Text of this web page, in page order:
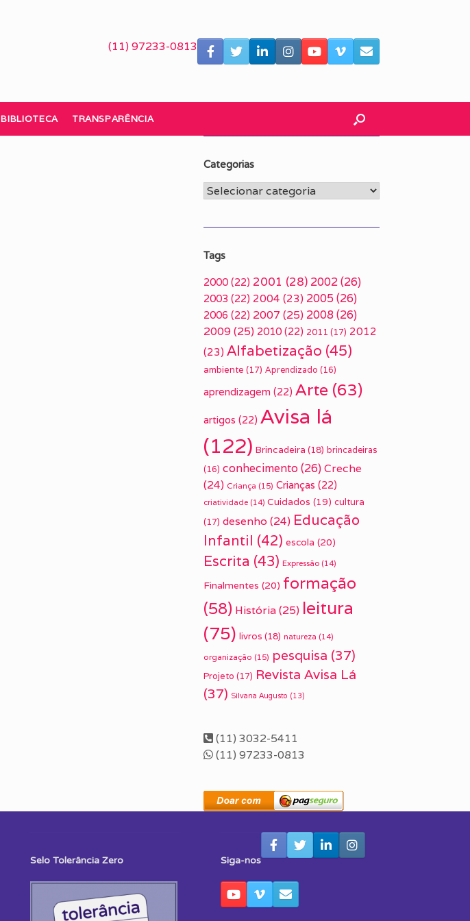
(11) 97233-0813
BIBLIOTECA TRANSPARÊNCIA
Categorias
Categorias
Tags
2000 (22) 2001 (28) 2002(26)
2003 (22) 2004 (23) 2005 (26)
2006 (22) 2007 (25) 2008(26)
2009(25) 2010 (22) 2011 (17) 2012
(23) Alfabetização (45)
ambiente (17) Aprendizado (16)
aprendizagem (22) Arte (63)
artigos (22) Avisa lá
(122) Brincadeira (18) brincadeiras
(16) conhecimento(26) Creche
(24) Criança (15) Crianças (22)
criatividade (14) Cuidados (19) cultura
(17) desenho (24) Educação
Infantil (42) escola (20)
Escrita (43) Expressão (14)
Finalmentes (20) formação
(58) História(25) leitura
(75) livros (18) natureza (14)
organização (15) pesquisa (37)
Projeto (17) Revista Avisa Lá
(37) Silvana Augusto (13)
(11) 3032-5411
(11) 97233-0813
Selo Tolerância Zero Siga-nos